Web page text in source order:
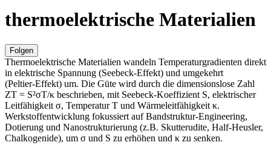
thermoelektrische Materialien
Folgen
Thermoelektrische Materialien wandeln Temperaturgradienten direkt
in elektrische Spannung (Seebeck‑Effekt) und umgekehrt
(Peltier‑Effekt) um. Die Güte wird durch die dimensionslose Zahl
ZT = S²σT/κ beschrieben, mit Seebeck‑Koeffizient S, elektrischer
Leitfähigkeit σ, Temperatur T und Wärmeleitfähigkeit κ.
Werkstoffentwicklung fokussiert auf Bandstruktur‑Engineering,
Dotierung und Nanostrukturierung (z.B. Skutterudite, Half‑Heusler,
Chalkogenide), um σ und S zu erhöhen und κ zu senken.